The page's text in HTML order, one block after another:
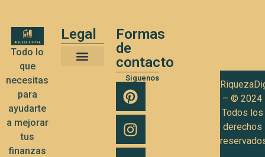
Todo lo
que
necesitas
para
ayudarte
a mejorar
tus
finanzas
Legal
Formas
de
contacto
Síguenos
– © 2024
Todos los
derechos